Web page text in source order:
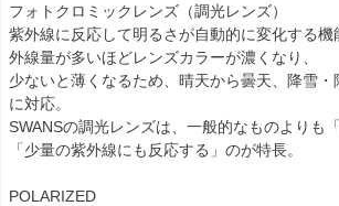
フォトクロミックレンズ（調光レンズ）
紫外線に反応して明るさが自動的に変化する
外線量が多いほどレンズカラーが濃くなり、
少ないと薄くなるため、晴天から曇天、降雪・
に対応。
SWANSの調光レンズは、一般的なものよりも
「少量の紫外線にも反応する」のが特長。
POLARIZED